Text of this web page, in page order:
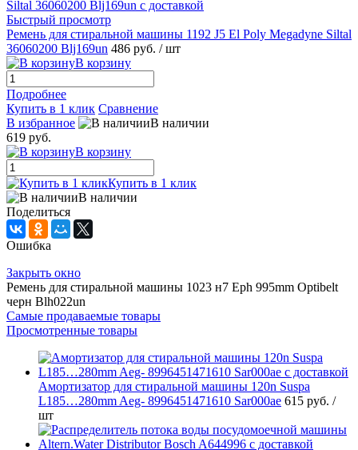
Быстрый просмотр
Ремень для стиральной машины 1192 J5 El Poly Megadyne Siltal
36060200 Blj169un 486 руб. / шт
В корзину
Подробнее
Купить в 1 клик Сравнение
В избранное
В наличии
619 руб.
В корзину
Купить в 1 клик
В наличии
Поделиться
Ошибка
Закрыть окно
Ремень для стиральной машины 1023 н7 Eph 995mm Optibelt
черн Blh022un
Самые продаваемые товары
Просмотренные товары
Амортизатор для стиральной машины 120n Suspa
L185…280mm Aeg- 8996451471610 Sar000ae 615 руб. /
шт